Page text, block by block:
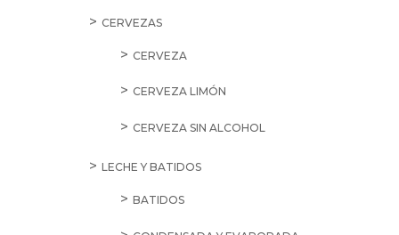
CERVEZAS
CERVEZA
CERVEZA LIMÓN
CERVEZA SIN ALCOHOL
LECHE Y BATIDOS
BATIDOS